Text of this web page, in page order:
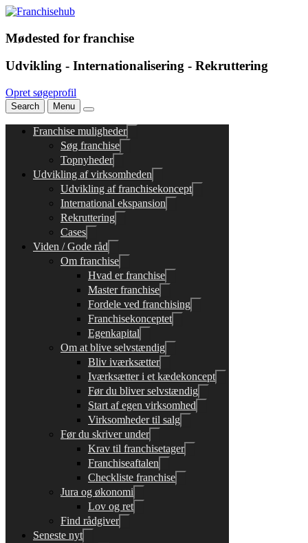
Mødested for franchise
Udvikling - Internationalisering - Rekruttering
Opret søgeprofil
Search Menu
Franchise muligheder
Søg franchise
Topnyheder
Udvikling af virksomheden
Udvikling af franchisekoncept
International ekspansion
Rekruttering
Cases
Viden / Gode råd
Om franchise
Hvad er franchise
Master franchise
Fordele ved franchising
Franchisekonceptet
Egenkapital
Om at blive selvstændig
Bliv iværksætter
Iværksætter i et kædekoncept
Før du bliver selvstændig
Start af egen virksomhed
Virksomheder til salg
Før du skriver under
Krav til franchisetager
Franchiseaftalen
Checkliste franchise
Jura og økonomi
Lov og ret
Find rådgiver
Seneste nyt